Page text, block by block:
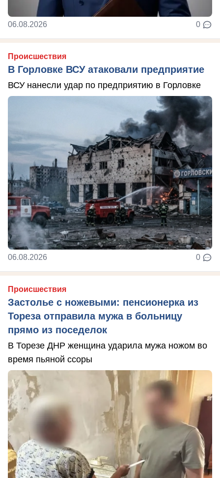
06.08.2026 0
Происшествия
В Горловке ВСУ атаковали предприятие
ВСУ нанесли удар по предприятию в Горловке
06.08.2026 0
Происшествия
Застолье с ножевыми: пенсионерка из
Тореза отправила мужа в больницу
прямо из поседелок
В Торезе ДНР женщина ударила мужа ножом во
время пьяной ссоры